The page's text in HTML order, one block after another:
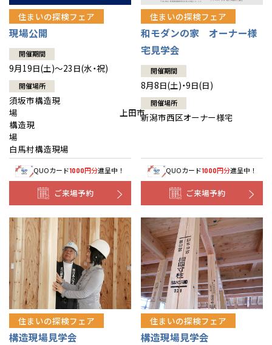
住まいの探検フェア
現場公開
開催期間
9月19日(土)～23日(水・祝)
開催場所
須坂市構造現
場 上田市
構造現
場
白馬村構造現場
QUOカード1000円分進呈中！
ご来場予約
住まいの探検フェア
和モダンの家 オーナー様
宅見学会
開催期間
8月8日(土)・9日(日)
開催場所
新潟市西区オーナー様宅
QUOカード1000円分進呈中！
ご来場予約
住まいの探検フェア
構造現場見学会
住まいの探検フェア
構造現場見学会